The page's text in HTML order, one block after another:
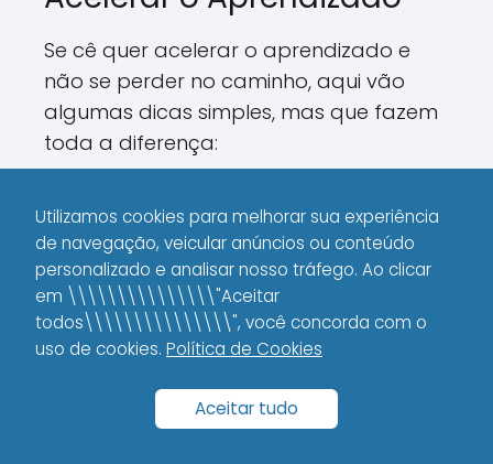
Se cê quer acelerar o aprendizado e
não se perder no caminho, aqui vão
algumas dicas simples, mas que fazem
toda a diferença:
que você quer aprender em cada
etapa e participe ativamente de
comunidades e fóruns. Isso te
mantém focado e engajado.
Pratique diariamente:
adianta só ler ou assistir vídeos;
aplique os conceitos na prática.
Utilizamos cookies para melhorar sua experiência
de navegação, veicular anúncios ou conteúdo
personalizado e analisar nosso tráfego. Ao clicar
em \\\\\\\\\\\\\\\"Aceitar
todos\\\\\\\\\\\\\\\", você concorda com o
uso de cookies. Política de Cookies
Aceitar tudo